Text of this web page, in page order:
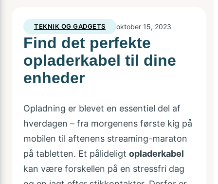
TEKNIK OG GADGETS oktober 15, 2023
Find det perfekte
opladerkabel til dine
enheder
Opladning er blevet en essentiel del af
hverdagen – fra morgenens første kig på
mobilen til aftenens streaming-maraton
på tabletten. Et pålideligt opladerkabel
kan være forskellen på en stressfri dag